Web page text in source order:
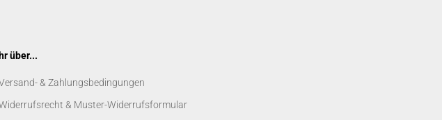
über...
& Zahlungsbedingungen
& Muster-Widerrufsformular